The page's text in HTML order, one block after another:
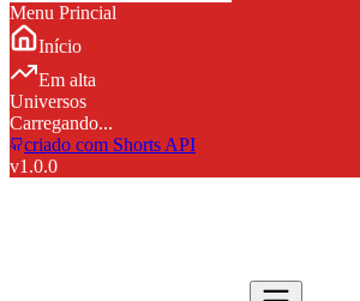
Menu Princial
Início
Em alta
Universos
Carregando...
criado com Shorts API
v1.0.0